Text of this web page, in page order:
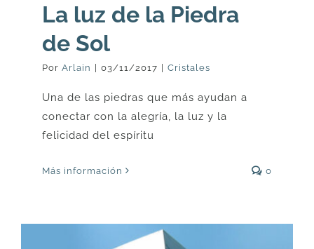
La luz de la Piedra
de Sol
Por Arlain | 03/11/2017 | Cristales
Una de las piedras que más ayudan a
conectar con la alegría, la luz y la
felicidad del espíritu
Más información 0